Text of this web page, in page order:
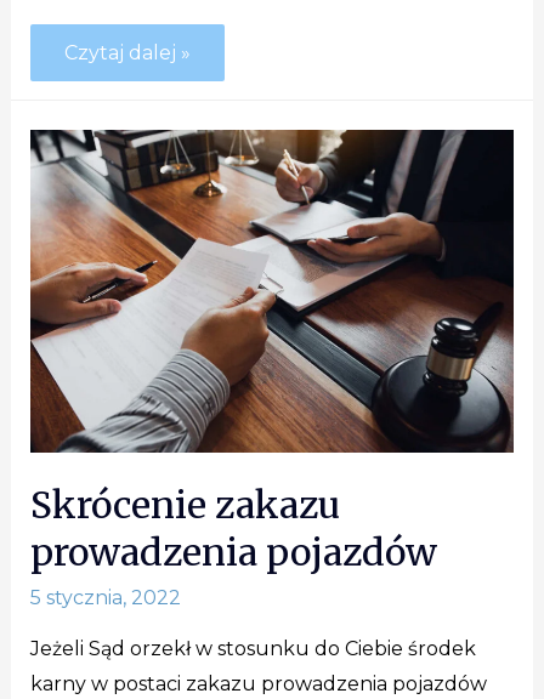
Czytaj dalej »
Skrócenie zakazu
prowadzenia pojazdów
5 stycznia, 2022
Jeżeli Sąd orzekł w stosunku do Ciebie środek
karny w postaci zakazu prowadzenia pojazdów